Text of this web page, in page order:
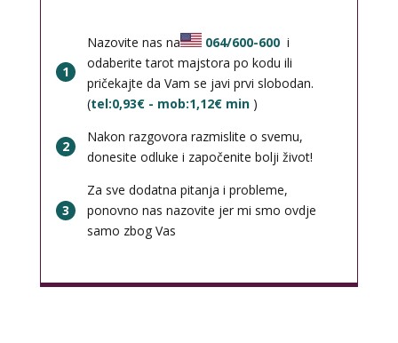
1
Nazovite nas na 064/600-600 i
odaberite tarot majstora po kodu ili
pričekajte da Vam se javi prvi slobodan.
(tel:0,93€ - mob:1,12€ min )
2
Nakon razgovora razmislite o svemu,
donesite odluke i započenite bolji život!
3
Za sve dodatna pitanja i probleme,
ponovno nas nazovite jer mi smo ovdje
samo zbog Vas